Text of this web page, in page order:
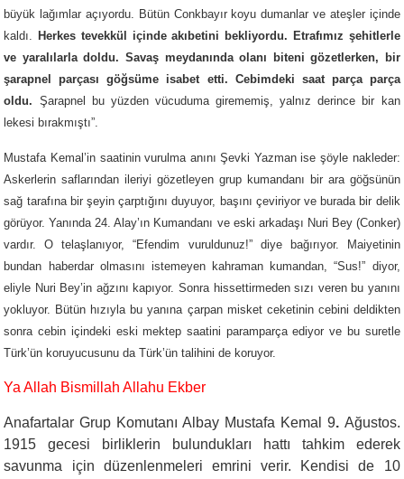
büyük lağımlar açıyordu. Bütün Conkbayır koyu dumanlar ve ateşler içinde
kaldı. Herkes tevekkül içinde akıbetini bekliyordu. Etrafımız şehitlerle
ve yaralılarla doldu. Savaş meydanında olanı biteni gözetlerken, bir
şarapnel parçası göğsüme isabet etti. Cebimdeki saat parça parça
oldu. Şarapnel bu yüzden vücuduma girememiş, yalnız derince bir kan
lekesi bırakmıştı”.
Mustafa Kemal’in saatinin vurulma anını Şevki Yazman ise şöyle nakleder:
Askerlerin saflarından ileriyi gözetleyen grup kumandanı bir ara göğsünün
sağ tarafına bir şeyin çarptığını duyuyor, başını çeviriyor ve burada bir delik
görüyor. Yanında 24. Alay’ın Kumandanı ve eski arkadaşı Nuri Bey (Conker)
vardır. O telaşlanıyor, “Efendim vuruldunuz!” diye bağırıyor. Maiyetinin
bundan haberdar olmasını istemeyen kahraman kumandan, “Sus!” diyor,
eliyle Nuri Bey’in ağzını kapıyor. Sonra hissettirmeden sızı veren bu yanını
yokluyor. Bütün hızıyla bu yanına çarpan misket ceketinin cebini deldikten
sonra cebin içindeki eski mektep saatini paramparça ediyor ve bu suretle
Türk’ün koruyucusunu da Türk’ün talihini de koruyor.
Ya Allah Bismillah Allahu Ekber
Anafartalar Grup Komutanı Albay Mustafa Kemal 9. Ağustos.
1915 gecesi birliklerin bulundukları hattı tahkim ederek
savunma için düzenlenmeleri emrini verir. Kendisi de 10